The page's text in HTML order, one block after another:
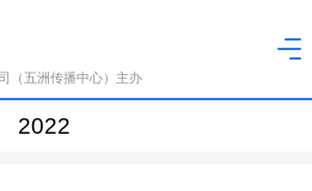
（五洲传播中心）主办
2022